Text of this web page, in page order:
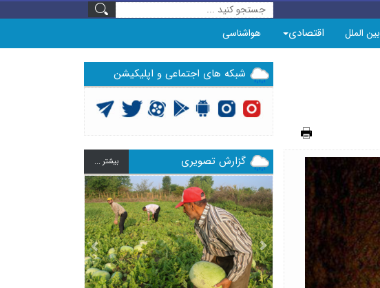
بین الملل اقتصادی هواشناسی
شبکه های اجتماعی و اپلیکیشن
گزارش تصویری بيشتر ...
Previous Next